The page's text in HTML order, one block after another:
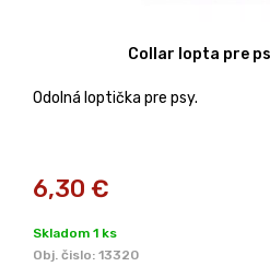
Collar lopta pre
Odolná loptička pre psy.
6,30 €
Skladom 1 ks
Obj. čislo: 13320